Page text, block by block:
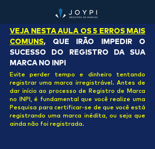
VEJA NESTA AULA OS 5 ERROS MAIS
COMUNS, QUE IRÃO IMPEDIR O
SUCESSO DO REGISTRO DA SUA
MARCA NO INPI
Evite perder tempo e dinheiro tentando
registrar uma marca irregistrável. Antes de
dar início ao processo de Registro de Marca
no INPI, é fundamental que você realize uma
Pesquisa para certificar-se de que você está
registrando uma marca inédita, ou seja que
ainda não foi registrada.